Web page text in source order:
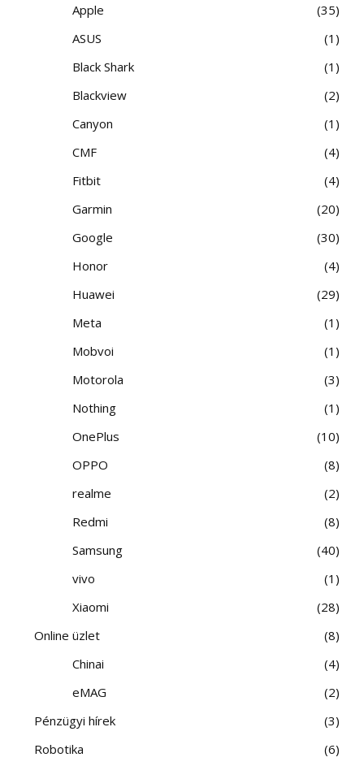
Apple
35
ASUS
1
Black Shark
1
Blackview
2
Canyon
1
CMF
4
Fitbit
4
Garmin
20
Google
30
Honor
4
Huawei
29
Meta
1
Mobvoi
1
Motorola
3
Nothing
1
OnePlus
10
OPPO
8
realme
2
Redmi
8
Samsung
40
vivo
1
Xiaomi
28
Online üzlet
8
Chinai
4
eMAG
2
Pénzügyi hírek
3
Robotika
6